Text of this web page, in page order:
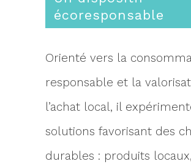
écoresponsable
Orienté vers la
responsable et la
l’achat local, il
solutions favorisant des
durables : produits locaux,